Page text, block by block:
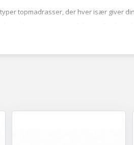
topmadrasser, der hver især giver
der giver dig god støtte